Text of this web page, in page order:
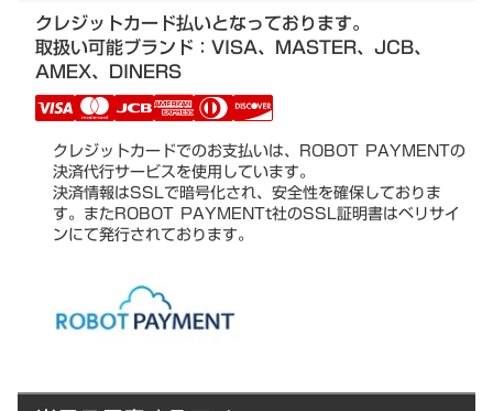
クレジットカード払いとなっております。
取扱い可能ブランド：VISA、MASTER、JCB、
AMEX、DINERS
クレジットカードでのお支払いは、ROBOT PAYMENTの
決済代行サービスを使用しています。
決済情報はSSLで暗号化され、安全性を確保しておりま
す。またROBOT PAYMENTt社のSSL証明書はベリサイ
ンにて発行されております。